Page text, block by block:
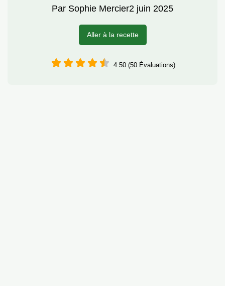
Par Sophie Mercier2 juin 2025
Aller à la recette
4.50 (50 Évaluations)